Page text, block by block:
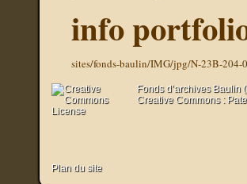
info
sites/fonds-baulin/IMG/jpg/N-23B-204-
Fonds d’archives
Creative Commons :
Plan du site